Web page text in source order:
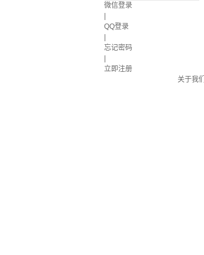
微信登录
QQ登录
忘记密码
立即注册
关于我们